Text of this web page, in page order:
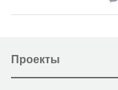
Проекты